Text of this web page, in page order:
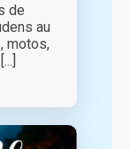
de
au
motos,